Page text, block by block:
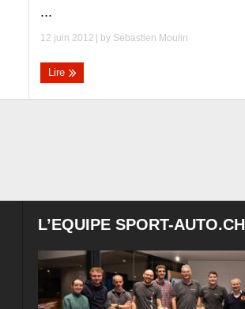
...
12 juin 2012 | by Sébastien Moulin
Lire
L’EQUIPE SPORT-AUTO.CH